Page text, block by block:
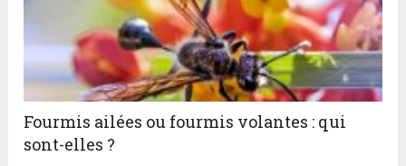
Fourmis ailées ou fourmis volantes : qui
sont-elles ?